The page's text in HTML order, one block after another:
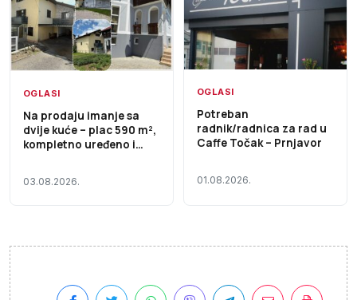
OGLASI
Na prodaju imanje sa
dvije kuće – plac 590 m²,
kompletno uređeno i
03.08.2026.
OGLASI
Potreban
radnik/radnica za rad u
Caffe Točak – Prnjavor
01.08.2026.